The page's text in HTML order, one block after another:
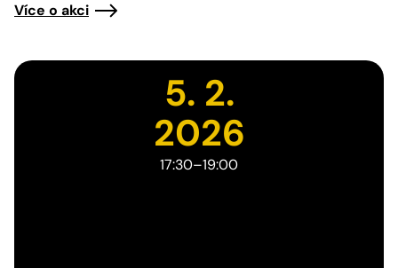
Více o akci
5. 2.
2026
17:30–19:00